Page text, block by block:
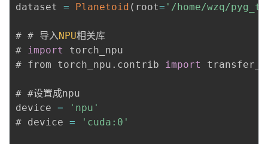
dataset = Planetoid ( root= '/home/wzq/
# # 导入NPU相关库
#
import
torch_npu
# from torch_npu . contrib import
# #设置成npu
device =
'npu'
# device = 'cuda:0'